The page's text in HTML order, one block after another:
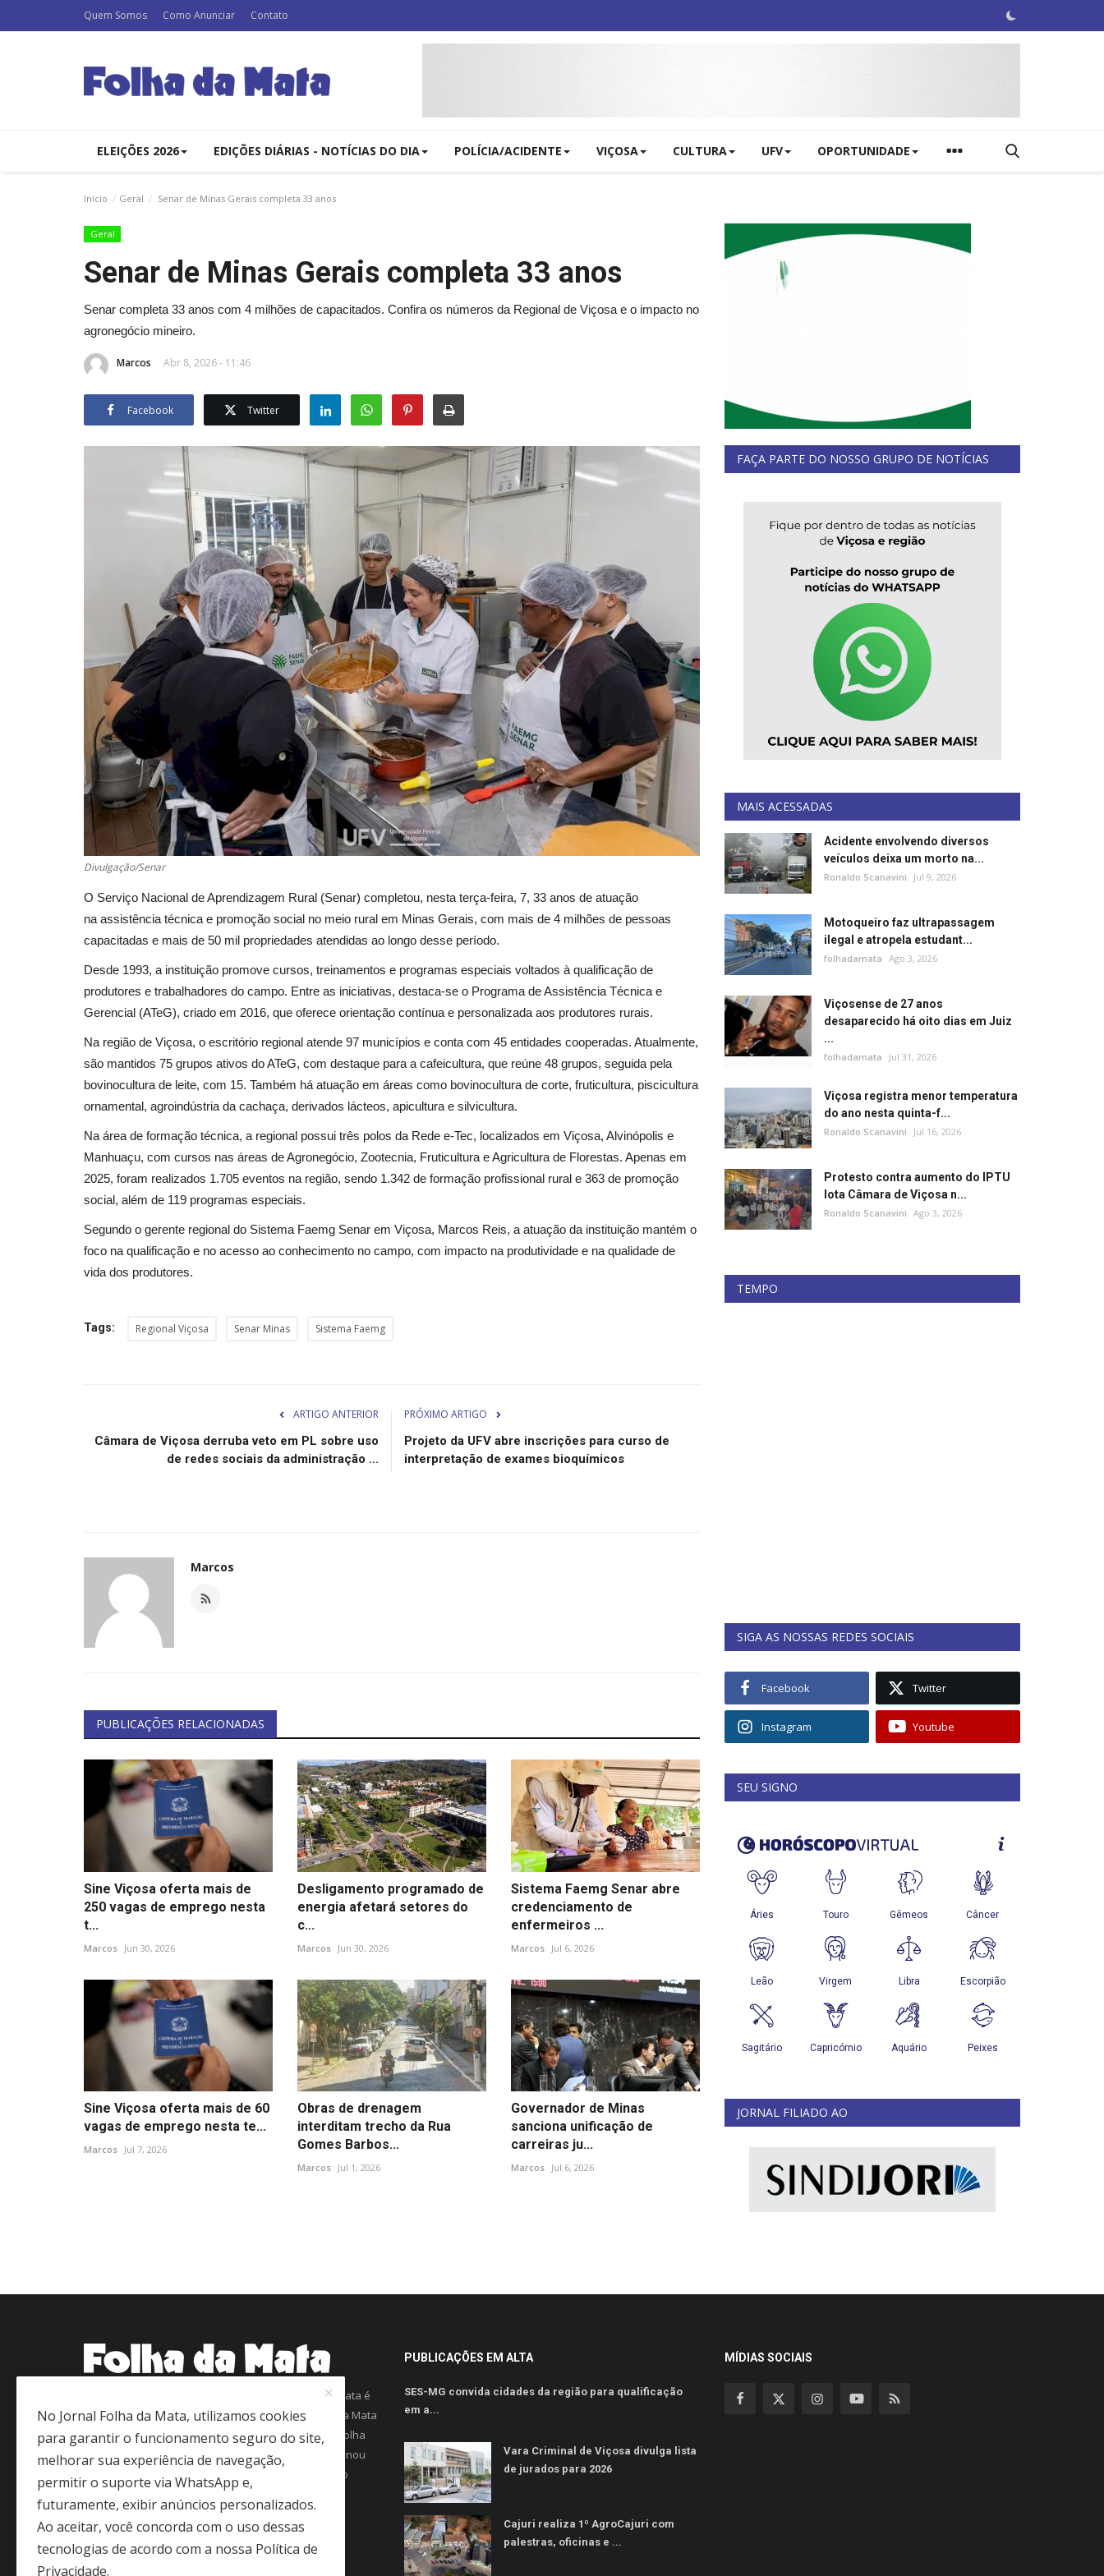
Quem Somos Como Anunciar Contato
ELEIÇÕES 2026 EDIÇÕES DIÁRIAS - NOTÍCIAS DO DIA POLÍCIA/ACIDENTE VIÇOSA CULTURA UFV OPORTUNIDADE
Início Geral Senar de Minas Gerais completa 33 anos
Geral
Senar de Minas Gerais completa 33 anos
Senar completa 33 anos com 4 milhões de capacitados. Confira os números da Regional de Viçosa e o impacto no
agronegócio mineiro.
Marcos Abr 8, 2026 - 11:46
Facebook Twitter
Divulgação/Senar
O Serviço Nacional de Aprendizagem Rural (Senar) completou, nesta terça-feira, 7, 33 anos de atuação
na assistência técnica e promoção social no meio rural em Minas Gerais, com mais de 4 milhões de pessoas
capacitadas e mais de 50 mil propriedades atendidas ao longo desse período.
Desde 1993, a instituição promove cursos, treinamentos e programas especiais voltados à qualificação de
produtores e trabalhadores do campo. Entre as iniciativas, destaca-se o Programa de Assistência Técnica e
Gerencial (ATeG), criado em 2016, que oferece orientação contínua e personalizada aos produtores rurais.
Na região de Viçosa, o escritório regional atende 97 municípios e conta com 45 entidades cooperadas. Atualmente,
são mantidos 75 grupos ativos do ATeG, com destaque para a cafeicultura, que reúne 48 grupos, seguida pela
bovinocultura de leite, com 15. Também há atuação em áreas como bovinocultura de corte, fruticultura, piscicultura
ornamental, agroindústria da cachaça, derivados lácteos, apicultura e silvicultura.
Na área de formação técnica, a regional possui três polos da Rede e-Tec, localizados em Viçosa, Alvinópolis e
Manhuaçu, com cursos nas áreas de Agronegócio, Zootecnia, Fruticultura e Agricultura de Florestas. Apenas em
2025, foram realizados 1.705 eventos na região, sendo 1.342 de formação profissional rural e 363 de promoção
social, além de 119 programas especiais.
Segundo o gerente regional do Sistema Faemg Senar em Viçosa, Marcos Reis, a atuação da instituição mantém o
foco na qualificação e no acesso ao conhecimento no campo, com impacto na produtividade e na qualidade de
vida dos produtores.
Tags: Regional Viçosa Senar Minas Sistema Faemg
ARTIGO ANTERIOR
Câmara de Viçosa derruba veto em PL sobre uso
de redes sociais da administração ...
PRÓXIMO ARTIGO
Projeto da UFV abre inscrições para curso de
interpretação de exames bioquímicos
Marcos
PUBLICAÇÕES RELACIONADAS
Sine Viçosa oferta mais de
250 vagas de emprego nesta
t...
Marcos Jun 30, 2026
Desligamento programado de
energia afetará setores do
c...
Marcos Jun 30, 2026
Sistema Faemg Senar abre
credenciamento de
enfermeiros ...
Marcos Jul 6, 2026
Sine Viçosa oferta mais de 60
vagas de emprego nesta te...
Marcos Jul 7, 2026
Obras de drenagem
interditam trecho da Rua
Gomes Barbos...
Marcos Jul 1, 2026
Governador de Minas
sanciona unificação de
carreiras ju...
Marcos Jul 6, 2026
FAÇA PARTE DO NOSSO GRUPO DE NOTÍCIAS
MAIS ACESSADAS
Acidente envolvendo diversos
veículos deixa um morto na...
Ronaldo Scanavini Jul 9, 2026
Motoqueiro faz ultrapassagem
ilegal e atropela estudant...
folhadamata Ago 3, 2026
Viçosense de 27 anos
desaparecido há oito dias em Juiz
...
folhadamata Jul 31, 2026
Viçosa registra menor temperatura
do ano nesta quinta-f...
Ronaldo Scanavini Jul 16, 2026
Protesto contra aumento do IPTU
lota Câmara de Viçosa n...
Ronaldo Scanavini Ago 3, 2026
TEMPO
SIGA AS NOSSAS REDES SOCIAIS
Facebook Twitter
Instagram Youtube
SEU SIGNO
JORNAL FILIADO AO
Com mais de 60 anos de história, o jornal Folha da Mata é
uma referência em informação na região da Zona da Mata
Mineira. Fundado em 1963 como Folha de Viçosa, o Folha
da Mata conquistou a confiança dos leitores e se tornou
um dos jornais mais antigos em circulação regular no
interior de Minas Gerais.
PUBLICAÇÕES EM ALTA
SES-MG convida cidades da região para qualificação
em a...
Vara Criminal de Viçosa divulga lista
de jurados para 2026
Cajuri realiza 1º AgroCajuri com
palestras, oficinas e ...
MÍDIAS SOCIAIS
No Jornal Folha da Mata, utilizamos cookies
para garantir o funcionamento seguro do site,
melhorar sua experiência de navegação,
permitir o suporte via WhatsApp e,
futuramente, exibir anúncios personalizados.
Ao aceitar, você concorda com o uso dessas
tecnologias de acordo com a nossa Política de
Privacidade.